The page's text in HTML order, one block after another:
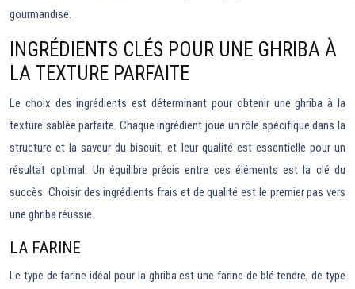
gourmandise.
INGRÉDIENTS CLÉS POUR UNE GHRIBA À
LA TEXTURE PARFAITE
Le choix des ingrédients est déterminant pour obtenir une ghriba à la
texture sablée parfaite. Chaque ingrédient joue un rôle spécifique dans la
structure et la saveur du biscuit, et leur qualité est essentielle pour un
résultat optimal. Un équilibre précis entre ces éléments est la clé du
succès. Choisir des ingrédients frais et de qualité est le premier pas vers
une ghriba réussie.
LA FARINE
Le type de farine idéal pour la ghriba est une farine de blé tendre, de type